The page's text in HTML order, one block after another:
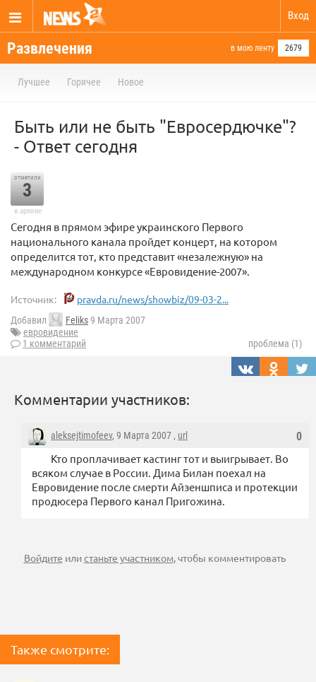
Вход
Развлечения в мою ленту 2679
Лучшее Горячее Новое
Быть или не быть "Евросердючке"?
- Ответ сегодня
отметили
3
в архиве
Сегодня в прямом эфире украинского Первого
национального канала пройдет концерт, на котором
определится тот, кто представит «незалежную» на
международном конкурсе «Евровидение-2007».
Источник: pravda.ru/news/showbiz/09-03-2...
Добавил Feliks9 Марта 2007
евровидение
1 комментарий
проблема (1)
Комментарии участников:
0
aleksejtimofeev, 9 Марта 2007 , url
Кто проплачивает кастинг тот и выигрывает. Во
всяком случае в России. Дима Билан поехал на
Евровидение после смерти Айзеншписа и протекции
продюсера Первого канал Пригожина.
Войдите илистаньте участником, чтобы комментировать
Также смотрите: